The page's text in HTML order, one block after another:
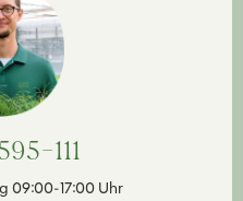
111
09:00-17:00 Uhr